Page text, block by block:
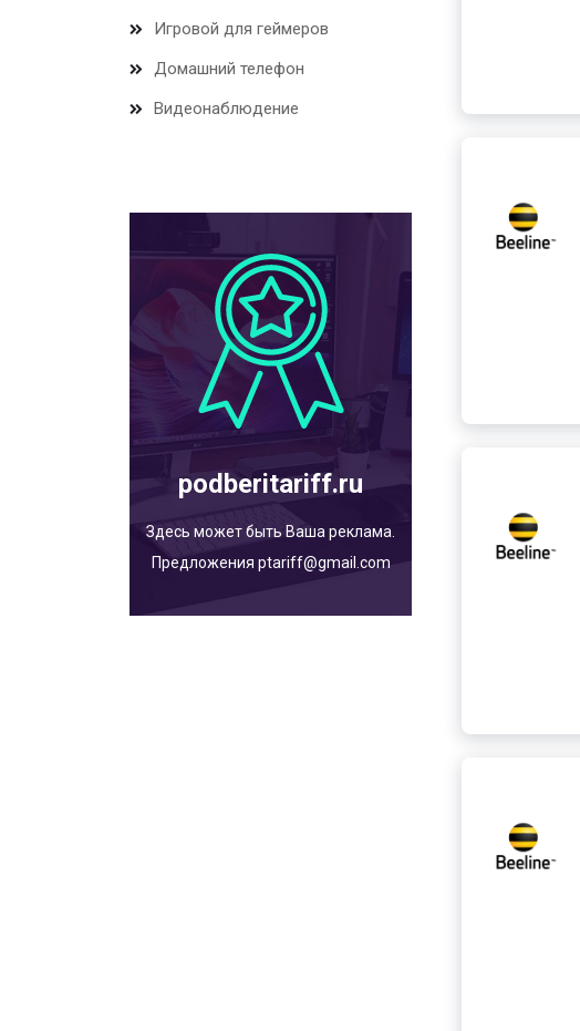
Игровой для геймеров
Домашний телефон
Видеонаблюдение
podberitariff.ru
Здесь может быть Ваша реклама.
Предложения ptariff@gmail.com